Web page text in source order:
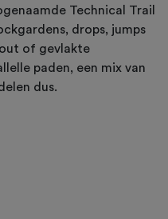
Technical Trail
drops, jumps
of gevlakte
paden, een mix van
dus.